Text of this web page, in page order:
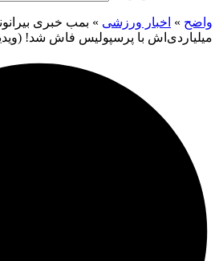
واضح » اخبار ورزشی » بمب خبری
میلیاردی‌اش با پرسپولیس فاش شد!